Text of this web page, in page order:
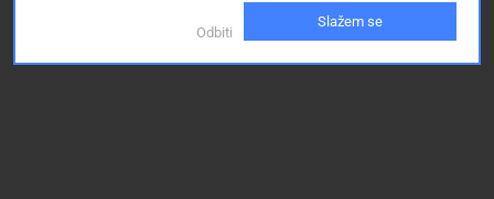
Odbiti
Slažem se